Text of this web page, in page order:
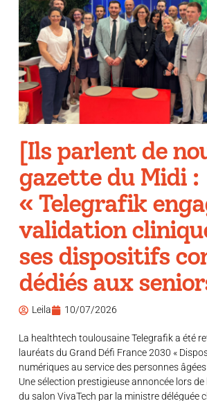
[Ils parlent de
gazette du Midi :
« Telegrafik
validation
ses dispositifs
dédiés aux
Leila 10/07/2026
La healthtech toulousaine Telegrafik a été
lauréats du Grand Défi France 2030 «
numériques au service des personnes
Une sélection prestigieuse annoncée lors
du salon VivaTech par la ministre déléguée